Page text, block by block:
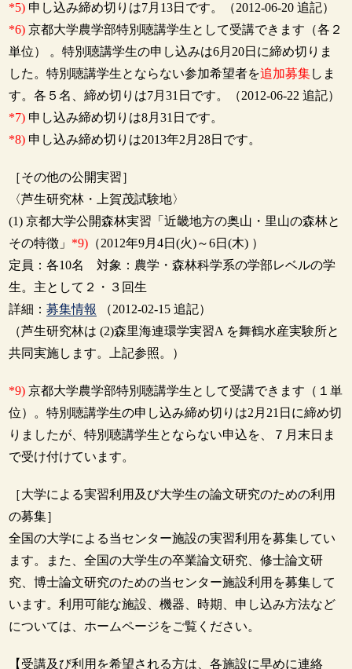
*5) 申し込み締め切りは7月13日です。（2012-06-20 追記）
*6)京都大学農学部特別聴講学生として受講できます（各２
単位） 。特別聴講学生の申し込みは6月20日に締め切りま
した。特別聴講学生とならない参加希望者を追加募集しま
す。各５名、締め切りは7月31日です。（2012-06-22 追記）
*7) 申し込み締め切りは8月31日です。
*8) 申し込み締め切りは2013年2月28日です。
［その他の公開実習］
〈芦生研究林・上賀茂試験地〉
(1) 京都大学公開森林実習「近畿地方の奥山・里山の森林と
その特徴」 *9) （2012年9月4日(火)～6日(木) ）
定員：各10名 対象：農学・森林科学系の学部レベルの学
生。主として２・３回生
詳細：募集情報
（2012-02-15 追記）
（芦生研究林は (2)森里海連環学実習A を舞鶴水産実験所と
共同実施します。上記参照。）
*9)京都大学農学部特別聴講学生として受講できます（１単
位）。特別聴講学生の申し込み締め切りは2月21日に締め切
りましたが、特別聴講学生とならない申込を、７月末日ま
で受け付けています。
［大学による実習利用及び大学生の論文研究のための利用
の募集］
全国の大学による当センター施設の実習利用を募集してい
ます。また、全国の大学生の卒業論文研究、修士論文研
究、博士論文研究のための当センター施設利用を募集して
います。利用可能な施設、機器、時期、申し込み方法など
については、ホームページをご覧ください。
【受講及び利用を希望される方は、各施設に早めに連絡